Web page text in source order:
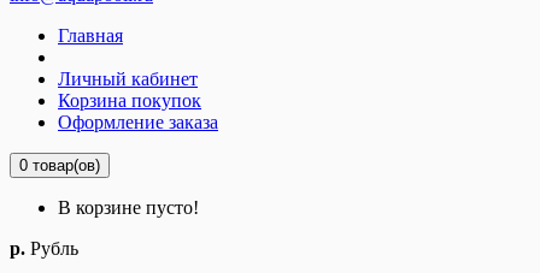
Главная
Личный кабинет
Корзина покупок
Оформление заказа
0 товар(ов)
В корзине пусто!
р. Рубль